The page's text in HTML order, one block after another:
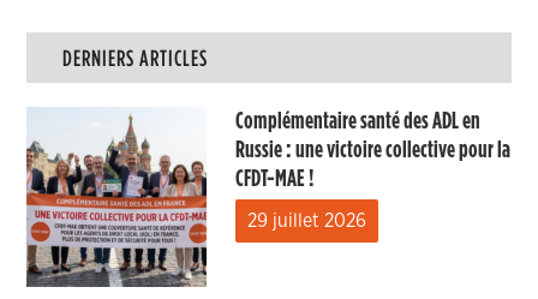
DERNIERS ARTICLES
Complémentaire santé des ADL en
Russie : une victoire collective pour la
CFDT-MAE !
29 juillet 2026